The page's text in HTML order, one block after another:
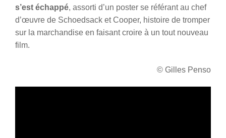
s’est échappé, assorti d’un poster se référant au chef
d’œuvre de Schoedsack et Cooper, histoire de tromper
sur la marchandise en faisant croire à un tout nouveau
film.
© Gilles Penso